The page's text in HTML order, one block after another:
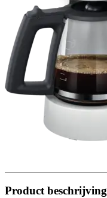
Product beschrijving